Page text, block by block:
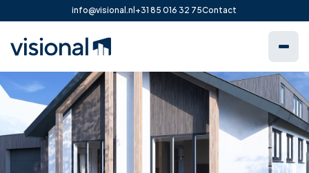
info@visional.nl +31 85 016 32 75Contact